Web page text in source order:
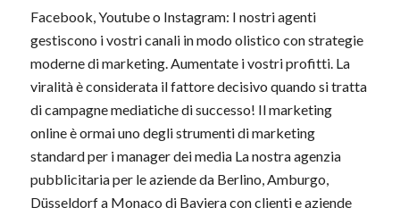
Facebook, Youtube o Instagram: I nostri agenti
gestiscono i vostri canali in modo olistico con strategie
moderne di marketing. Aumentate i vostri profitti. La
viralità è considerata il fattore decisivo quando si tratta
di campagne mediatiche di successo! Il marketing
online è ormai uno degli strumenti di marketing
standard per i manager dei media La nostra agenzia
pubblicitaria per le aziende da Berlino, Amburgo,
Düsseldorf a Monaco di Baviera con clienti e aziende